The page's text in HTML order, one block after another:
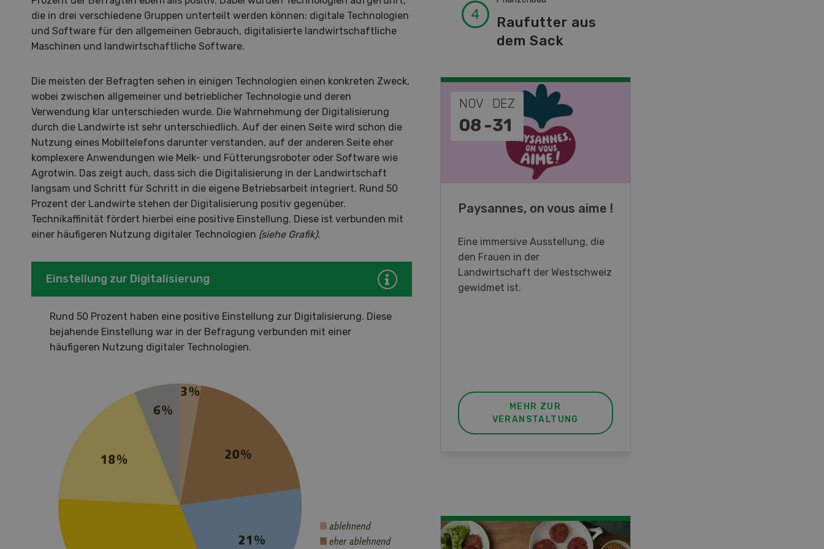
die in drei verschiedene Gruppen unterteilt werden können: digitale Technologien
und Software für den allgemeinen Gebrauch, digitalisierte landwirtschaftliche
Maschinen und landwirtschaftliche Software.
Die meisten der Befragten sehen in einigen Technologien einen konkreten Zweck,
wobei zwischen allgemeiner und betrieblicher Technologie und deren
Verwendung klar unterschieden wurde. Die Wahrnehmung der Digitalisierung
durch die Landwirte ist sehr unterschiedlich. Auf der einen Seite wird schon die
Nutzung eines Mobiltelefons darunter verstanden, auf der anderen Seite eher
komplexere Anwendungen wie Melk- und Fütterungsroboter oder Software wie
Agrotwin. Das zeigt auch, dass sich die Digitalisierung in der Landwirtschaft
langsam und Schritt für Schritt in die eigene Betriebsarbeit integriert. Rund 50
Prozent der Landwirte stehen der Digitalisierung positiv gegenüber.
Technikaffinität fördert hierbei eine positive Einstellung. Diese ist verbunden mit
einer häufigeren Nutzung digitaler Technologien (siehe Grafik).
Einstellung zur Digitalisierung
Rund 50 Prozent haben eine positive Einstellung zur Digitalisierung. Diese
bejahende Einstellung war in der Befragung verbunden mit einer
häufigeren Nutzung digitaler Technologien.
Raufutter aus
dem Sack
SEP
10-11
Demo Days 2026
Die Keller Forstmaschinen laden
Demonstrationen und der CH-
Forwarders ein.
NOV
08 -
DEZ
31
Paysannes, on vous aime !
Eine immersive Ausstellung, die
den Frauen in der
Landwirtschaft der Westschweiz
gewidmet ist.
MEHR ZUR
VERANSTALTUNG